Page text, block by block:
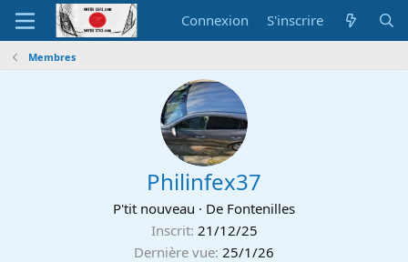
Connexion S'inscrire
Membres
Philinfex37
P'tit nouveau · De Fontenilles
Inscrit 21/12/25
Dernière vue 25/1/26